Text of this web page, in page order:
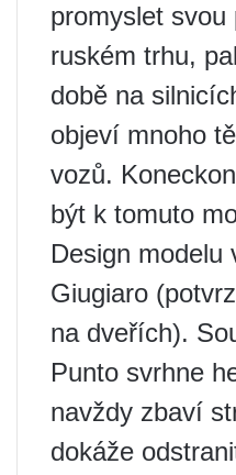
promyslet svou
ruském trhu,
době na
objeví mnoho
vozů.
být k tomuto
Design modelu
Giugiaro
na dveřích).
Punto svrhne
navždy zbaví
dokáže